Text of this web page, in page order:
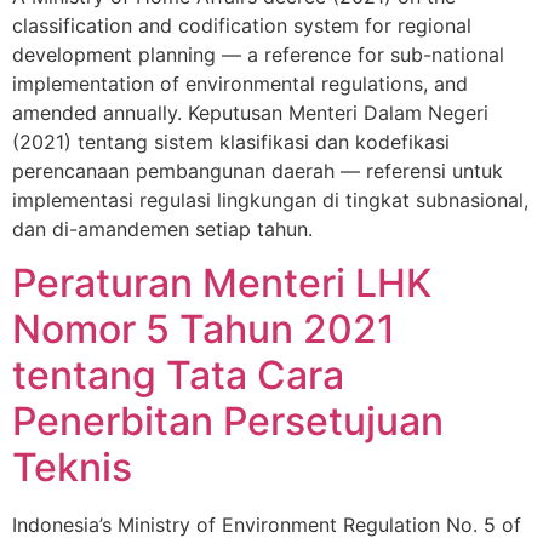
classification and codification system for regional
development planning — a reference for sub-national
implementation of environmental regulations, and
amended annually. Keputusan Menteri Dalam Negeri
(2021) tentang sistem klasifikasi dan kodefikasi
perencanaan pembangunan daerah — referensi untuk
implementasi regulasi lingkungan di tingkat subnasional,
dan di-amandemen setiap tahun.
Peraturan Menteri LHK
Nomor 5 Tahun 2021
tentang Tata Cara
Penerbitan Persetujuan
Teknis
Indonesia’s Ministry of Environment Regulation No. 5 of